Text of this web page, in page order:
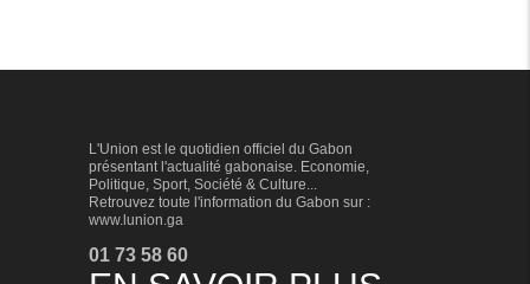
L'Union est le quotidien officiel du Gabon
présentant l'actualité gabonaise. Economie,
Politique, Sport, Société & Culture...
Retrouvez toute l'information du Gabon sur :
www.lunion.ga
01 73 58 60